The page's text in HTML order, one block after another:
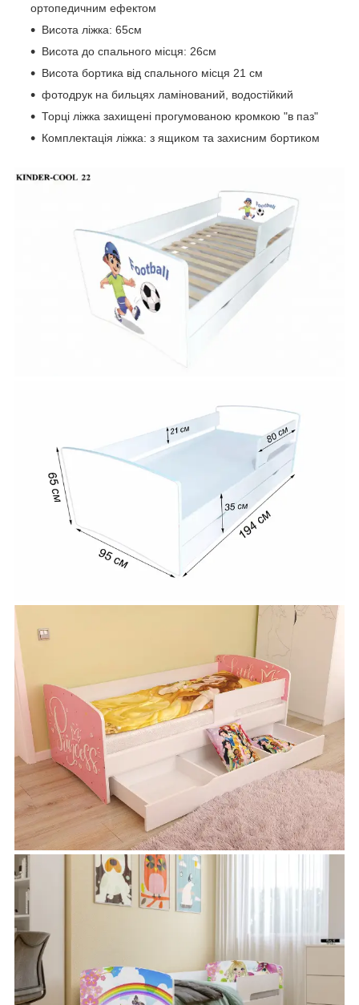
ортопедичним ефектом
Висота ліжка: 65см
Висота до спального місця: 26см
Висота бортика від спального місця 21 см
фотодрук на бильцях ламінований, водостійкий
Торці ліжка захищені прогумованою кромкою "в паз"
Комплектація ліжка: з ящиком та захисним бортиком